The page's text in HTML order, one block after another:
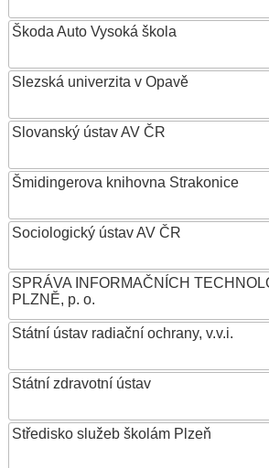
Škoda Auto Vysoká škola
Slezská univerzita v Opavě
Slovanský ústav AV ČR
Šmidingerova knihovna Strakonice
Sociologický ústav AV ČR
SPRÁVA INFORMAČNÍCH
PLZNĚ, p. o.
Státní ústav radiační ochrany, v.v.i.
Státní zdravotní ústav
Středisko služeb školám Plzeň